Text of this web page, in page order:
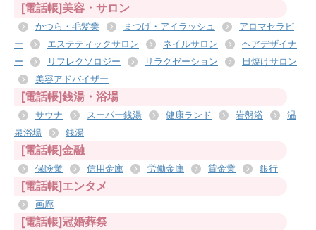
[電話帳]美容・サロン
かつら・毛髪業 まつげ・アイラッシュ
アロマセラピ
ー
エステティックサロン ネイルサロン
ヘアデザイナ
ー
リフレクソロジー リラクゼーション
日焼けサロン
美容アドバイザー
[電話帳]銭湯・浴場
サウナ スーパー銭湯 健康ランド 岩盤浴
温
泉浴場
銭湯
[電話帳]金融
保険業 信用金庫 労働金庫 貸金業 銀行
[電話帳]エンタメ
画廊
[電話帳]冠婚葬祭